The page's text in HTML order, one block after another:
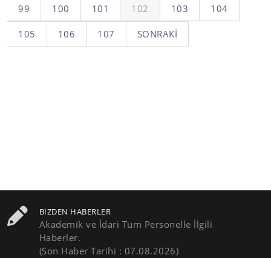
99 100 101 102 103 104
105 106 107 SONRAKI
BIZDEN HABERLER
Akademik ve İdari Tüm Personelle İlgili
Haberler.
(Son Haber Tarihi : 07.08.2026)